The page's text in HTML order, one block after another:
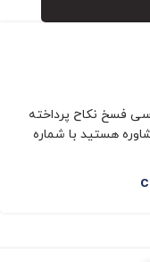
فسخ نکاح پرداخته
هستید با شماره